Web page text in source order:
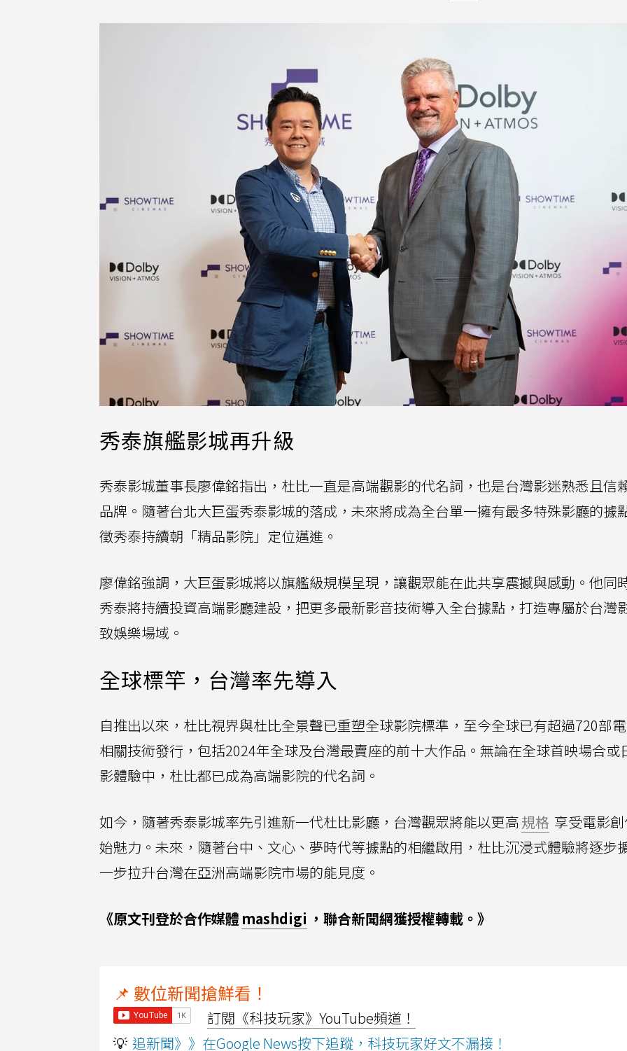
秀泰旗艦影城再升級
秀泰影城董事長廖偉銘指出，杜比一直是高端觀影的代名詞，也是台灣影迷熟悉且信
品牌。隨著台北大巨蛋秀泰影城的落成，未來將成為全台單一擁有最多特殊影廳的據
徵秀泰持續朝「精品影院」定位邁進。
廖偉銘強調，大巨蛋影城將以旗艦級規模呈現，讓觀眾能在此共享震撼與感動。他同
秀泰將持續投資高端影廳建設，把更多最新影音技術導入全台據點，打造專屬於台灣
致娛樂場域。
全球標竿，台灣率先導入
自推出以來，杜比視界與杜比全景聲已重塑全球影院標準，至今全球已有超過720部
相關技術發行，包括2024年全球及台灣最賣座的前十大作品。無論在全球首映場合或
影體驗中，杜比都已成為高端影院的代名詞。
如今，隨著秀泰影城率先引進新一代杜比影廳，台灣觀眾將能以更高規格 享受電影
始魅力。未來，隨著台中、文心、夢時代等據點的相繼啟用，杜比沉浸式體驗將逐步
一步拉升台灣在亞洲高端影院市場的能見度。
《原文刊登於合作媒體 mashdigi ，聯合新聞網獲授權轉載。》
📌 數位新聞搶鮮看！
訂閱《科技玩家》YouTube頻道！
💡 追新聞》》在Google News按下追蹤，科技玩家好文不漏接！